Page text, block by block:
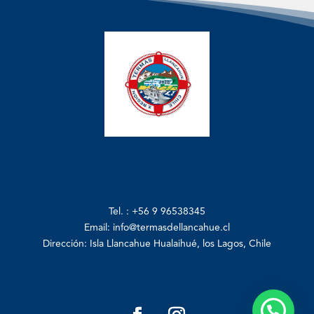
Tel. : +56 9 96538345
Email: info@termasdellancahue.cl
Dirección: Isla Llancahue Hualaihué, los Lagos, Chile